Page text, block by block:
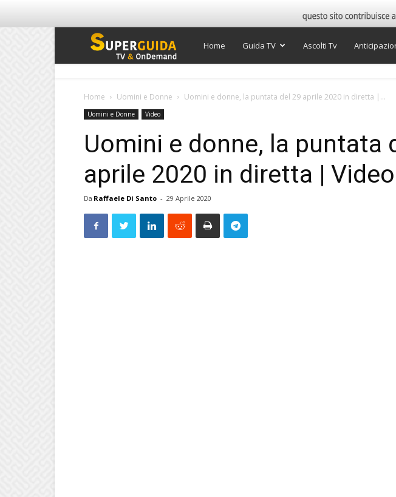
Super
Home Guida TV Ascolti Tv
Home Uomini e Donne Uomini e donne, la puntata del 29 aprile 2020 in diretta |...
Uomini e Donne Video
Uomini e donne, la puntata
aprile 2020 in diretta |
Da Raffaele Di Santo - 29 Aprile 2020